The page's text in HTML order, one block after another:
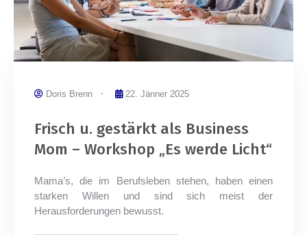
Doris Brenn 22. Jänner 2025
Frisch u. gestärkt als Business
Mom – Workshop „Es werde Licht“
Mama’s, die im Berufsleben stehen, haben einen
starken Willen und sind sich meist der
Herausforderungen bewusst.